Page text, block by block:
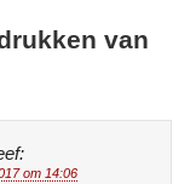
van
om 14:06